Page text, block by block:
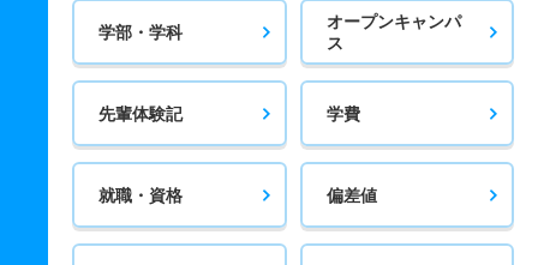
学部・学科
オープンキャンパ
ス
先輩体験記 学費
就職・資格 偏差値